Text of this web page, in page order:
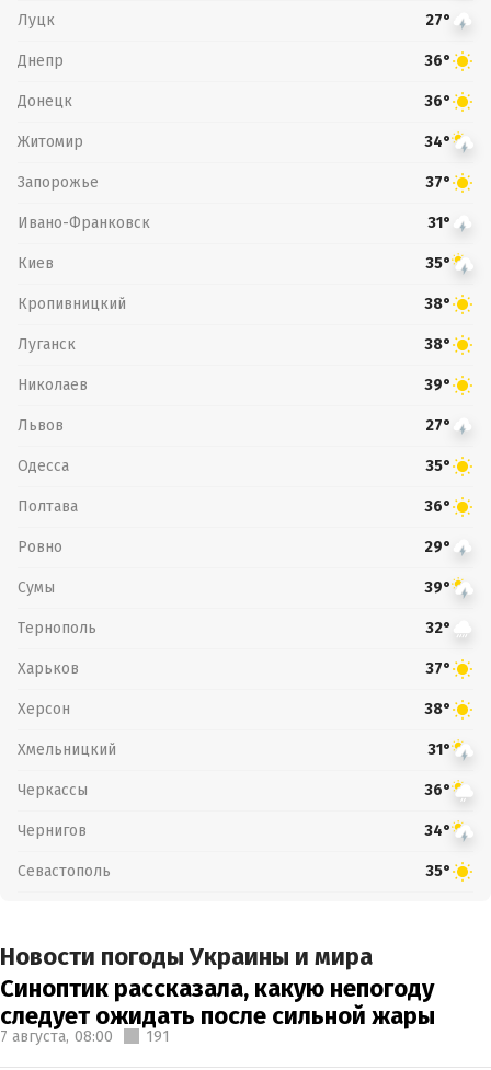
Луцк 27°
Днепр 36°
Донецк 36°
Житомир 34°
Запорожье 37°
Ивано-Франковск 31°
Киев 35°
Кропивницкий 38°
Луганск 38°
Николаев 39°
Львов 27°
Одесса 35°
Полтава 36°
Ровно 29°
Сумы 39°
Тернополь 32°
Харьков 37°
Херсон 38°
Хмельницкий 31°
Черкассы 36°
Чернигов 34°
Севастополь 35°
Новости погоды Украины и мира
Синоптик рассказала, какую непогоду
следует ожидать после сильной жары
7 августа, 08:00 191